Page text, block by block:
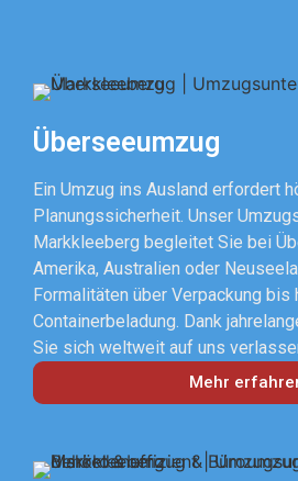
Überseeumzug
Ein Umzug ins Ausland erfordert
Planungssicherheit. Unser
Markkleeberg begleitet Sie bei
Amerika, Australien oder
Formalitäten über Verpackung bis
Containerbeladung. Dank
Sie sich weltweit auf uns
Mehr